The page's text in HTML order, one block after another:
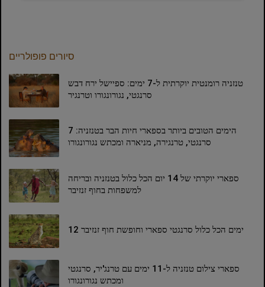
סיורים פופולריים
טנזניה רומנטית יוקרתית ל-7 ימים: ספיישל ירח דבש
סרנגטי, נגורונגורו וטרנגיר
7 הימים הטובים ביותר בספארי חיות הבר בטנזניה:
סרנגטי, טרנגירה, מניארה ומכתש נגורונגורו
ספארי יוקרתי של 14 יום הכל כלול בטנזניה ובריחה
למשפחות בחוף זנזיבר
12 ימים הכל כלול סרנגטי ספארי וחופשת חוף זנזיבר
ספארי צילום טנזניה ל-11 ימים עם טרנג'יר, סרנגטי
ומכתש נגורונגורו